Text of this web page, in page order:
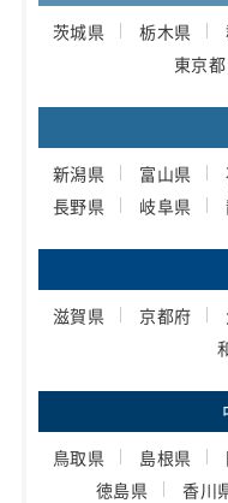
茨城県 栃木県
東京都
新潟県 富山県
長野県
岐阜県
滋賀県 京都府
鳥取県 島根県
徳島県
香川